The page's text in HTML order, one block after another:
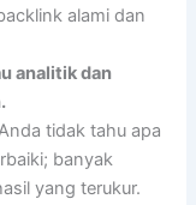
alami dan
analitik dan
tidak tahu apa
banyak
yang terukur.